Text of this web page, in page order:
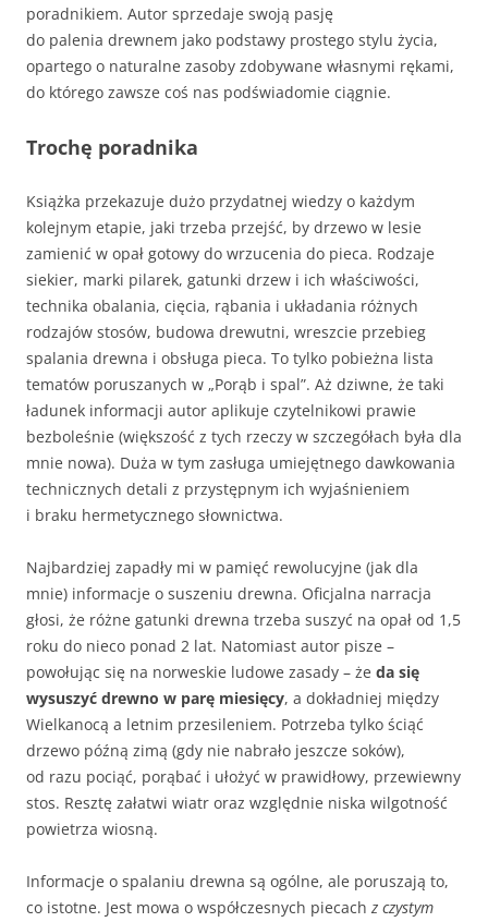
poradnikiem. Autor sprzedaje swoją pasję
do palenia drewnem jako podstawy prostego stylu życia,
opartego o naturalne zasoby zdobywane własnymi rękami,
do którego zawsze coś nas podświadomie ciągnie.
Trochę poradnika
Książka przekazuje dużo przydatnej wiedzy o każdym
kolejnym etapie, jaki trzeba przejść, by drzewo w lesie
zamienić w opał gotowy do wrzucenia do pieca. Rodzaje
siekier, marki pilarek, gatunki drzew i ich właściwości,
technika obalania, cięcia, rąbania i układania różnych
rodzajów stosów, budowa drewutni, wreszcie przebieg
spalania drewna i obsługa pieca. To tylko pobieżna lista
tematów poruszanych w „Porąb i spal”. Aż dziwne, że taki
ładunek informacji autor aplikuje czytelnikowi prawie
bezboleśnie (większość z tych rzeczy w szczegółach była dla
mnie nowa). Duża w tym zasługa umiejętnego dawkowania
technicznych detali z przystępnym ich wyjaśnieniem
i braku hermetycznego słownictwa.
Najbardziej zapadły mi w pamięć rewolucyjne (jak dla
mnie) informacje o suszeniu drewna. Oficjalna narracja
głosi, że różne gatunki drewna trzeba suszyć na opał od 1,5
roku do nieco ponad 2 lat. Natomiast autor pisze –
powołując się na norweskie ludowe zasady – że da się
wysuszyć drewno w parę miesięcy, a dokładniej między
Wielkanocą a letnim przesileniem. Potrzeba tylko ściąć
drzewo późną zimą (gdy nie nabrało jeszcze soków),
od razu pociąć, porąbać i ułożyć w prawidłowy, przewiewny
stos. Resztę załatwi wiatr oraz względnie niska wilgotność
powietrza wiosną.
Informacje o spalaniu drewna są ogólne, ale poruszają to,
co istotne. Jest mowa o współczesnych piecach z czystym